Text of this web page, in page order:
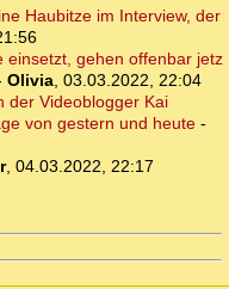
Haubitze im Interview, der
einsetzt, gehen offenbar jetz
Olivia, 03.03.2022, 22:04
der Videoblogger Kai
von gestern und heute -
, 04.03.2022, 22:17